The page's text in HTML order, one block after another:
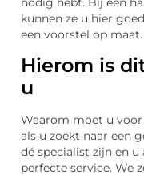
nodig hebt. Bij een
kunnen ze u hier
een voorstel op maat.
Hierom is
u
Waarom moet u
als u zoekt naar een
dé specialist zijn en
perfecte service. We